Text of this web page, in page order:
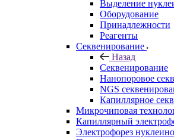
Выделение
Оборудование
Принадлежности
Реагенты
Секвенирование
Назад
Секвенирование
Нанопоровое
NGS
Капиллярное
Микрочиповая
Капиллярный
Электрофорез